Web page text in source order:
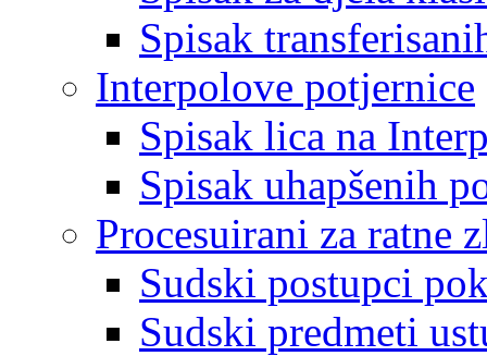
Spisak
Interpolove potjernice
Spisak lica na
Spisak uhapšenih
Procesuirani za ratne
Sudski postupci
Sudski predmeti